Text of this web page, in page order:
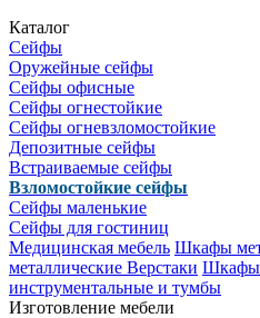
Каталог
Сейфы
Оружейные сейфы
Сейфы офисные
Сейфы огнестойкие
Сейфы огневзломостойкие
Депозитные сейфы
Встраиваемые сейфы
Взломостойкие сейфы
Сейфы маленькие
Сейфы для гостиниц
Медицинская мебель Шкафы
металлические Верстаки Шкафы
инструментальные и тумбы
Изготовление мебели